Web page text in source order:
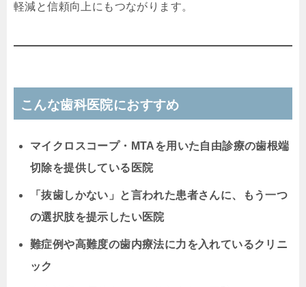
軽減と信頼向上にもつながります。
こんな歯科医院におすすめ
マイクロスコープ・MTAを用いた自由診療の歯根端
切除を提供している医院
「抜歯しかない」と言われた患者さんに、もう一つ
の選択肢を提示したい医院
難症例や高難度の歯内療法に力を入れているクリニ
ック